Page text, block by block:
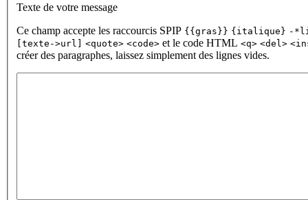
Texte de votre message
Ce champ accepte les raccourcis SPIP {{gras}} {italique} -
[texte->url] <quote> <code> et le code HTML <q> <del>
créer des paragraphes, laissez simplement des lignes vides.